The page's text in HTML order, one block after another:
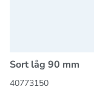
Sort låg 90 mm
40773150